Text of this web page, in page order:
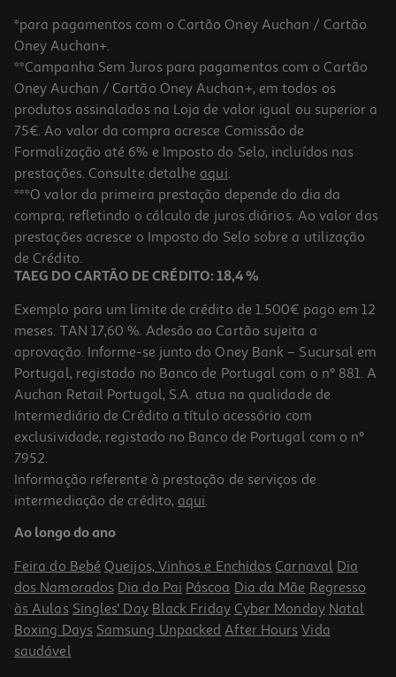
*para pagamentos com o Cartão Oney Auchan / Cartão
Oney Auchan+.
**Campanha Sem Juros para pagamentos com o Cartão
Oney Auchan / Cartão Oney Auchan+, em todos os
produtos assinalados na Loja de valor igual ou superior a
75€. Ao valor da compra acresce Comissão de
Formalização até 6% e Imposto do Selo, incluídos nas
prestações. Consulte detalhe aqui.
***O valor da primeira prestação depende do dia da
compra, refletindo o cálculo de juros diários. Ao valor das
prestações acresce o Imposto do Selo sobre a utilização
de Crédito.
TAEG DO CARTÃO DE CRÉDITO: 18,4 %
Exemplo para um limite de crédito de 1.500€ pago em 12
meses. TAN 17,60 %. Adesão ao Cartão sujeita a
aprovação. Informe-se junto do Oney Bank – Sucursal em
Portugal, registado no Banco de Portugal com o nº 881. A
Auchan Retail Portugal, S.A. atua na qualidade de
Intermediário de Crédito a título acessório com
exclusividade, registado no Banco de Portugal com o nº
7952.
Informação referente à prestação de serviços de
intermediação de crédito, aqui.
Ao longo do ano
Feira do Bebé Queijos, Vinhos e Enchidos Carnaval Dia
dos Namorados Dia do Pai Páscoa Dia da Mãe Regresso
às Aulas Singles' Day Black Friday Cyber Monday Natal
Boxing Days Samsung Unpacked After Hours Vida
saudável